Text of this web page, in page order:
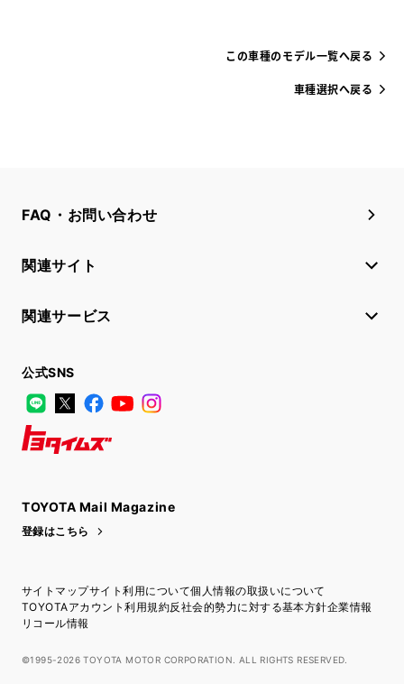
この車種のモデル一覧へ戻る
車種選択へ戻る
FAQ・お問い合わせ
関連サイト
関連サービス
公式SNS
LINE
X FacebookYouTube
TOYOTA Mail Magazine
登録はこちら
サイトマップサイト利用について個人情報の取扱いについて
TOYOTAアカウント利用規約反社会的勢力に対する基本方針企業情報
リコール情報
©1995-2026 TOYOTA MOTOR CORPORATION. ALL RIGHTS RESERVED.